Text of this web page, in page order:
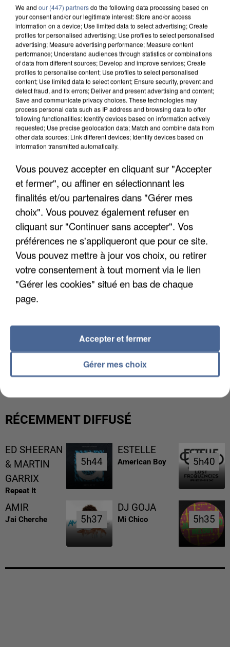
INTERPELLÉ EN ALGÉRIE
UNE TOURISTE DE L’OISE EMPORTÉE PAR UNE
COULÉE DE BOUE EN HAUTE-SAVOIE
RÉCEMMENT DIFFUSÉ
ED SHEERAN
& MARTIN
GARRIX
Repeat It
5h44
5h44
ESTELLE
American Boy 5h40
5h40
AMIR
J'ai Cherche 5h37
5h37
DJ GOJA
Mi Chico 5h35
5h35
We and our (447) partnersdo the following data processing based on
your consent and/or our legitimate interest: Store and/or access
information on a device; Use limited data to select advertising; Create
profiles for personalised advertising; Use profiles to select personalised
advertising; Measure advertising performance; Measure content
performance; Understand audiences through statistics or combinations
of data from different sources; Develop and improve services; Create
profiles to personalise content; Use profiles to select personalised
content; Use limited data to select content; Ensure security, prevent and
detect fraud, and fix errors; Deliver and present advertising and content;
Save and communicate privacy choices. These technologies may
process personal data such as IP address and browsing data to offer
following functionalities: Identify devices based on information actively
requested; Use precise geolocation data; Match and combine data from
other data sources; Link different devices; Identify devices based on
information transmitted automatically.
Vous pouvez accepter en cliquant sur "Accepter
et fermer", ou affiner en sélectionnant les
finalités et/ou partenaires dans "Gérer mes
choix". Vous pouvez également refuser en
cliquant sur "Continuer sans accepter". Vos
préférences ne s'appliqueront que pour ce site.
Vous pouvez mettre à jour vos choix, ou retirer
votre consentement à tout moment via le lien
"Gérer les cookies" situé en bas de chaque
page.
Gérer mes choix
Accepter et fermer